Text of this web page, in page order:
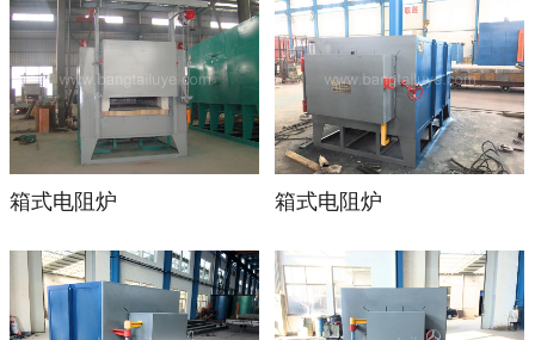
箱式电阻炉 箱式电阻炉